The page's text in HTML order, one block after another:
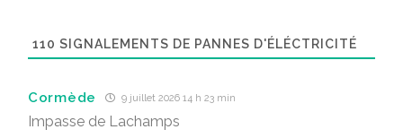
110 SIGNALEMENTS DE PANNES D'ÉLÉCTRICITÉ
Cormède 9 juillet 2026 14 h 23 min
Impasse de Lachamps